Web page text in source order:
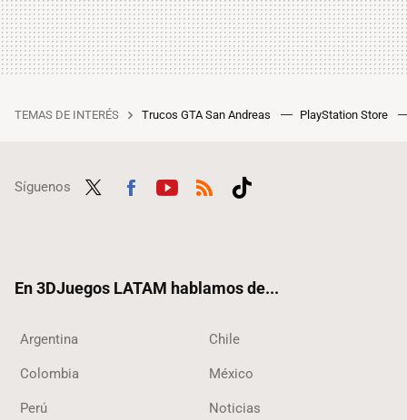
TEMAS DE INTERÉS Trucos GTA San Andreas PlayStation Store
Síguenos
En 3DJuegos LATAM hablamos de...
Argentina Chile
Colombia México
Perú Noticias